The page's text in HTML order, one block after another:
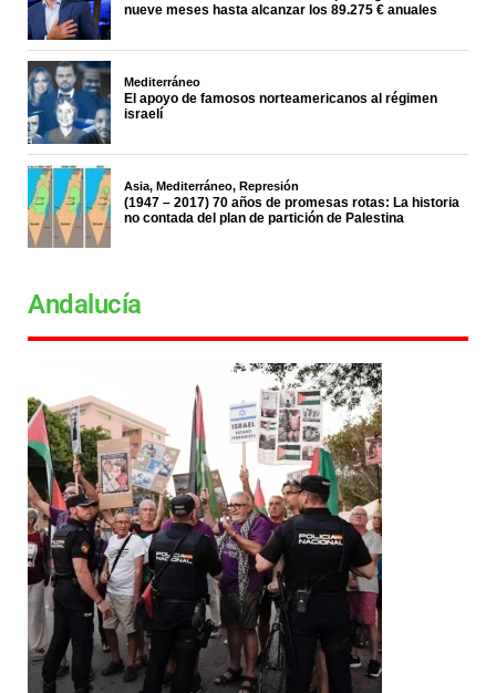
Andalucía